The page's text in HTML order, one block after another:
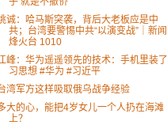
诚：哈马斯突袭，背后大老板应是中
共；台湾要警惕中共“以演变战”｜新闻
烽火台 1010
峰：华为遥遥领先的技术：手机里装了
习思想 #华为 #习近平
湾军方这样吸取俄乌战争经验
大的心，能把4岁女儿一个人扔在海滩
上？